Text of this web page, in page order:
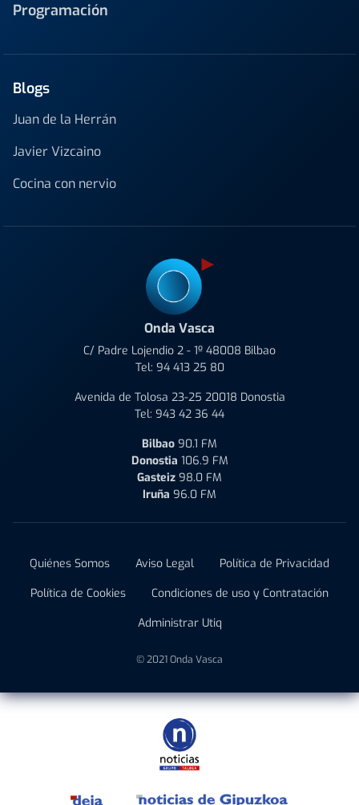
Programación
Blogs
Juan de la Herrán
Javier Vizcaino
Cocina con nervio
Onda Vasca
C/ Padre Lojendio 2 - 1º 48008 Bilbao
Tel: 94 413 25 80
Avenida de Tolosa 23-25 20018 Donostia
Tel: 943 42 36 44
Bilbao 90.1 FM
Donostia 106.9 FM
Gasteiz 98.0 FM
Iruña 96.0 FM
Quiénes Somos Aviso Legal
Política de Privacidad
Política de Cookies
Condiciones de uso y Contratación
Administrar Utiq
© 2021 Onda Vasca